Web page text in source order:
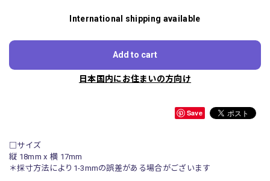
International shipping available
Add to cart
日本国内にお住まいの方向け
Save
□サイズ
縦 18mm x 横 17mm
＊採寸方法により1-3mmの誤差がある場合がございます